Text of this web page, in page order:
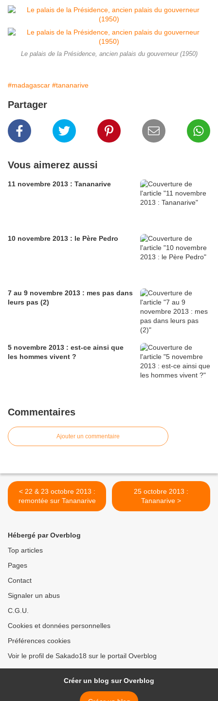
Le palais de la Présidence, ancien palais du gouverneur (1950)
#madagascar #tananarive
Partager
Vous aimerez aussi
11 novembre 2013 : Tananarive
10 novembre 2013 : le Père Pedro
7 au 9 novembre 2013 : mes pas dans
leurs pas (2)
5 novembre 2013 : est-ce ainsi que
les hommes vivent ?
Commentaires
Ajouter un commentaire
< 22 & 23 octobre 2013 :
remontée sur Tananarive
25 octobre 2013 :
Tananarive >
Hébergé par Overblog
Top articles
Pages
Contact
Signaler un abus
C.G.U.
Cookies et données personnelles
Préférences cookies
Voir le profil de Sakado18 sur le portail Overblog
Créer un blog sur Overblog